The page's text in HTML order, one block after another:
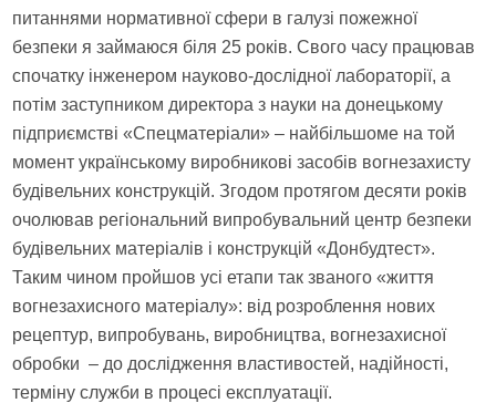
питаннями нормативної сфери в галузі пожежної
безпеки я займаюся біля 25 років. Свого часу працював
спочатку інженером науково-дослідної лабораторії, а
потім заступником директора з науки на донецькому
підприємстві «Спецматеріали» – найбільшомe на той
момент українському виробникові засобів вогнезахисту
будівельних конструкцій. Згодом протягом десяти років
очолював регіональний випробувальний центр безпеки
будівельних матеріалів і конструкцій «Донбудтест».
Таким чином пройшов усі етапи так званого «життя
вогнезахисного матеріалу»: від розроблення нових
рецептур, випробувань, виробництва, вогнезахисної
обробки – до дослідження властивостей, надійності,
терміну служби в процесі експлуатації.